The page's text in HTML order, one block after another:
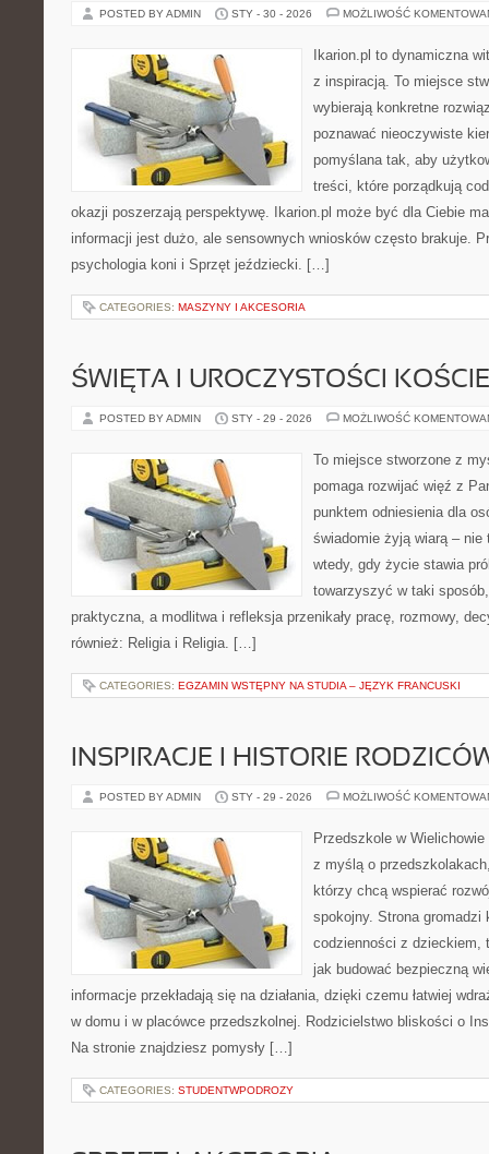
POSTED BY ADMIN STY - 30 - 2026 MOŻLIWOŚĆ
Ikarion.pl to dynamiczna
z inspiracją. To miejsce
wybierają konkretne
poznawać nieoczywiste
pomyślana tak, aby
treści, które porządkują
okazji poszerzają perspektywę. Ikarion.pl może być dla Ciebie
informacji jest dużo, ale sensownych wniosków często brakuje.
psychologia koni i Sprzęt jeździecki. […]
CATEGORIES: MASZYNY I AKCESORIA
ŚWIĘTA I UROCZYSTOŚCI
POSTED BY ADMIN STY - 29 - 2026 MOŻLIWOŚĆ
To miejsce stworzone z
pomaga rozwijać więź z
punktem odniesienia dla
świadomie żyją wiarą –
wtedy, gdy życie stawia
towarzyszyć w taki
praktyczna, a modlitwa i refleksja przenikały pracę, rozmowy,
również: Religia i Religia. […]
CATEGORIES: EGZAMIN WSTĘPNY NA STUDIA – JĘZYK FRANCUSKI
INSPIRACJE I HISTORIE
POSTED BY ADMIN STY - 29 - 2026 MOŻLIWOŚĆ
Przedszkole w
z myślą o
którzy chcą wspierać
spokojny. Strona gromadzi
codzienności z dzieckiem,
jak budować bezpieczną
informacje przekładają się na działania, dzięki czemu łatwiej
w domu i w placówce przedszkolnej. Rodzicielstwo bliskości o
Na stronie znajdziesz pomysły […]
CATEGORIES: STUDENTWPODROZY